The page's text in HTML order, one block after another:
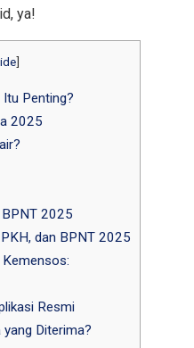
ya!
]
Penting?
2025
2025
dan BPNT 2025
Resmi
Diterima?